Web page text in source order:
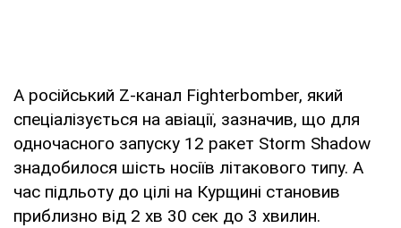
А російський Z-канал Fighterbomber, який
спеціалізується на авіації, зазначив, що для
одночасного запуску 12 ракет Storm Shadow
знадобилося шість носіїв літакового типу. А
час підльоту до цілі на Курщині становив
приблизно від 2 хв 30 сек до 3 хвилин.